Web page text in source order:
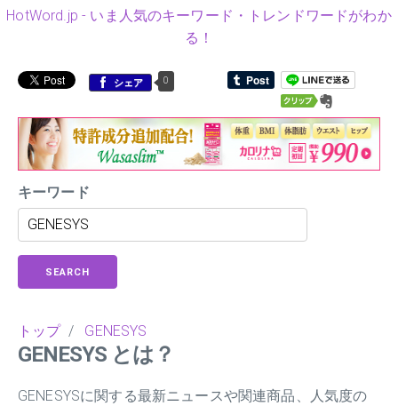
HotWord.jp - いま人気のキーワード・トレンドワードがわか
る！
シェア 0
キーワード
SEARCH
トップ/ GENESYS
GENESYS とは？
GENESYSに関する最新ニュースや関連商品、人気度の